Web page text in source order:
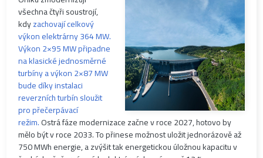
všechna čtyři soustrojí,
kdyzachovají celkový
výkon elektrárny 364 MW.
Výkon 2×95 MW připadne
na klasické jednosměrné
turbíny a výkon 2×87 MW
bude díky instalaci
reverzních turbín sloužit
pro přečerpávací
režim.Ostrá fáze modernizace začne v roce 2027, hotovo by
mělo být v roce 2033. To přinese možnost uložit jednorázově až
750 MWh energie, a zvýšit tak energetickou úložnou kapacitu v